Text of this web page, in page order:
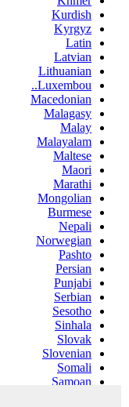
Kurdish
Kyrgyz
Latin
Latvian
Lithuanian
Luxembou..
Macedonian
Malagasy
Malay
Malayalam
Maltese
Maori
Marathi
Mongolian
Burmese
Nepali
Norwegian
Pashto
Persian
Punjabi
Serbian
Sesotho
Sinhala
Slovak
Slovenian
Somali
Samoan